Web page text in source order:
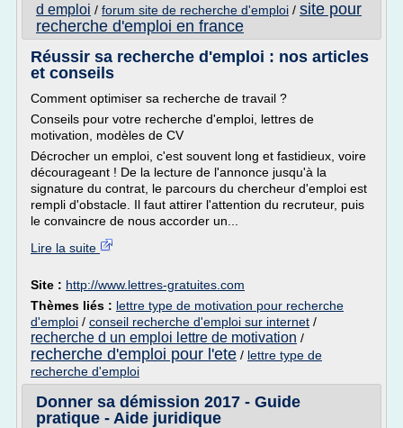
d emploi / forum site de recherche d'emploi / site pour
recherche d'emploi en france
Réussir sa recherche d'emploi : nos articles
et conseils
Comment optimiser sa recherche de travail ?
Conseils pour votre recherche d'emploi, lettres de
motivation, modèles de CV
Décrocher un emploi, c'est souvent long et fastidieux, voire
décourageant ! De la lecture de l'annonce jusqu'à la
signature du contrat, le parcours du chercheur d'emploi est
rempli d'obstacle. Il faut attirer l'attention du recruteur, puis
le convaincre de nous accorder un...
Lire la suite
Site : http://www.lettres-gratuites.com
Thèmes liés : lettre type de motivation pour recherche
d'emploi / conseil recherche d'emploi sur internet /
recherche d un emploi lettre de motivation /
recherche d'emploi pour l'ete / lettre type de
recherche d'emploi
Donner sa démission 2017 - Guide
pratique - Aide juridique